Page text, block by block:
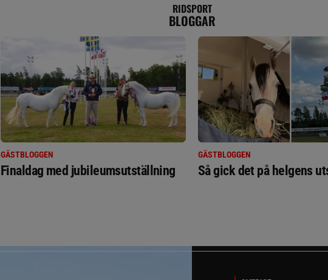
RIDSPORT
BLOGGAR
GÄSTBLOGGEN
Finaldag med jubileumsutställning
GÄSTBLOGGEN
Så gick det på helgens